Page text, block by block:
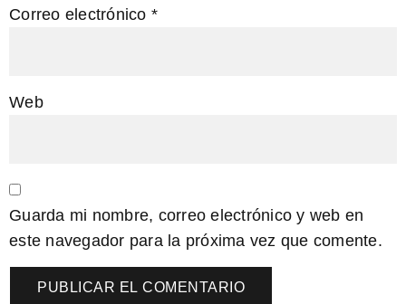
Correo electrónico *
Web
Guarda mi nombre, correo electrónico y web en
este navegador para la próxima vez que comente.